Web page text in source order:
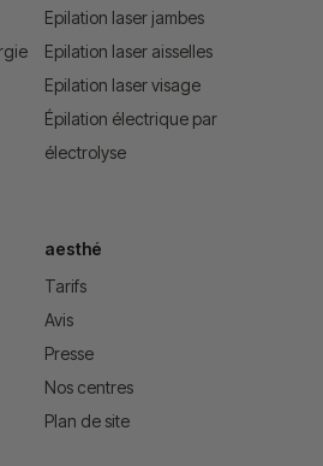
Epilation laser jambes
Epilation laser aisselles
Epilation laser visage
Épilation électrique par
électrolyse
aesthé
Tarifs
Avis
Presse
Nos centres
Plan de site